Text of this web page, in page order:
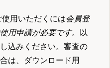
用いただくには会員登
用申請が必要です。以
込みください。審査の
は、ダウンロード用